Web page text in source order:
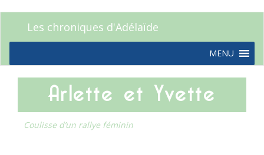
Les chroniques d'Adélaïde
MENU
Arlette et Yvette
Coulisse d’un rallye féminin